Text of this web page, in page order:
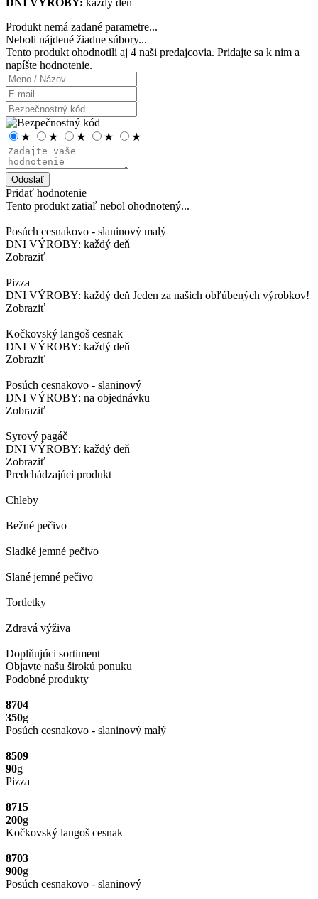
Produkt nemá zadané parametre...
Neboli nájdené žiadne súbory...
Tento produkt ohodnotili aj 4 naši predajcovia. Pridajte sa k nim a
napíšte hodnotenie.
★ ★ ★ ★ ★
Odoslať
Pridať hodnotenie
Tento produkt zatiaľ nebol ohodnotený...
Posúch cesnakovo - slaninový malý
DNI VÝROBY: každý deň
Zobraziť
Pizza
DNI VÝROBY: každý deň Jeden za našich obľúbených výrobkov!
Zobraziť
Kočkovský langoš cesnak
DNI VÝROBY: každý deň
Zobraziť
Posúch cesnakovo - slaninový
DNI VÝROBY: na objednávku
Zobraziť
Syrový pagáč
DNI VÝROBY: každý deň
Zobraziť
Predchádzajúci produkt
Chleby
Bežné pečivo
Sladké jemné pečivo
Slané jemné pečivo
Tortletky
Zdravá výživa
Doplňujúci sortiment
Objavte našu širokú ponuku
Podobné produkty
8704
350g
Posúch cesnakovo - slaninový malý
8509
90g
Pizza
8715
200g
Kočkovský langoš cesnak
8703
900g
Posúch cesnakovo - slaninový